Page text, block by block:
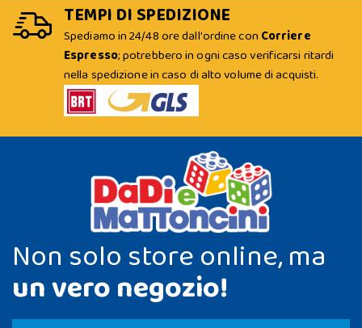
TEMPI DI SPEDIZIONE
Spediamo in 24/48 ore dall'ordine con Corriere
Espresso; potrebbero in ogni caso verificarsi ritardi
nella spedizione in caso di alto volume di acquisti.
Non solo store online, ma
un vero negozio!